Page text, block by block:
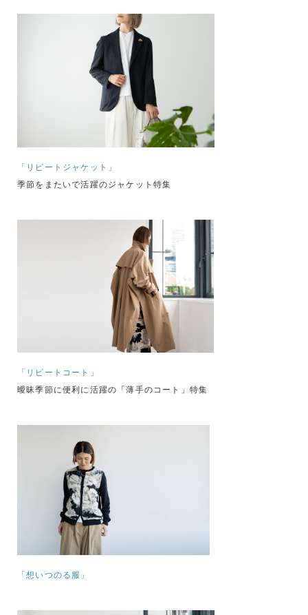
「リピートジャケット」
季節をまたいで活躍のジャケット特集
「リピートコート」
曖昧季節に便利に活躍の「薄手のコート」特集
「想いつのる服」